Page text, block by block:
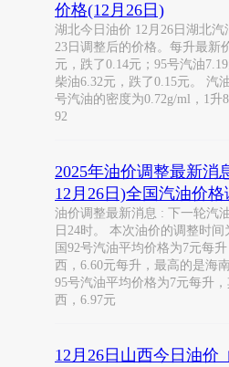
价格(12月26日)
湖北今日油价 12月26日湖北汽
23日调整后的价格。每升最新
元，跌了0.14元；95号汽油
柴油6.32元，跌了0.15元。 汽
号汽油的密度为0.72g/ml，1升
92
2025年油价调整最新消
12月26日)全国汽油价
油价调整最新消息 : 下一轮汽
日24时。 本次油价的调整时
国92号汽油平均价格为7元每
西，6.60元每升，最高的是海
95号汽油平均价格为7元每升
西，6.97元
12月26日山西今日油价